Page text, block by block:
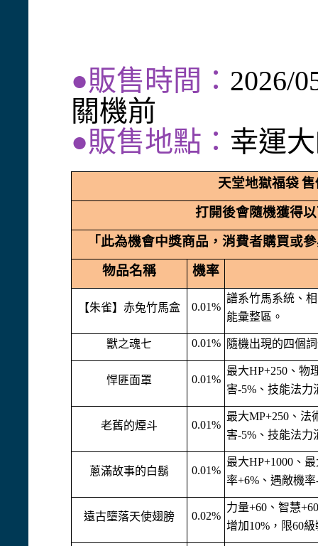
●販售時間： 2026/
關機前
●販售地點： 幸運
天堂地獄福袋 售
打開後會隨機獲得
「此為機會中獎商品，消費者購買或
物品名稱
機率
【朱雀】赤兔竹馬盒 0.01%
譜系竹馬系統、
能彙整區。
獸之魂七 0.01% 隨機出現的四個
悍匪面罩 0.01%
最大HP+250、物
害-5%、技能法力
老舊的煙斗 0.01%
最大MP+250、法
害-5%、技能法力
蔥滿故事的白鬍 0.01%
最大HP+1000、
率+6%、遇敵機率
遠古墮落天使翅膀 0.02%
力量+60、智慧
增加10%，限60